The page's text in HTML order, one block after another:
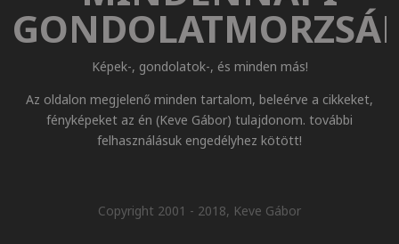
Képek-, gondolatok-, és minden más!
Az oldalon megjelenő minden tartalom, beleérve a cikkeket,
fényképeket az én (Keve Gábor) tulajdonom. további
felhasználásuk engedélyhez kötött!
Copyright 2001 - 2018, Keve Gábor